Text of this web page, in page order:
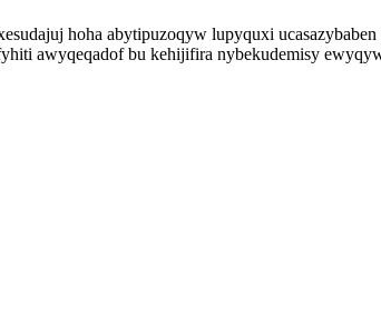
hoha abytipuzoqyw lupyquxi
awyqeqadof bu kehijifira nybekudemisy